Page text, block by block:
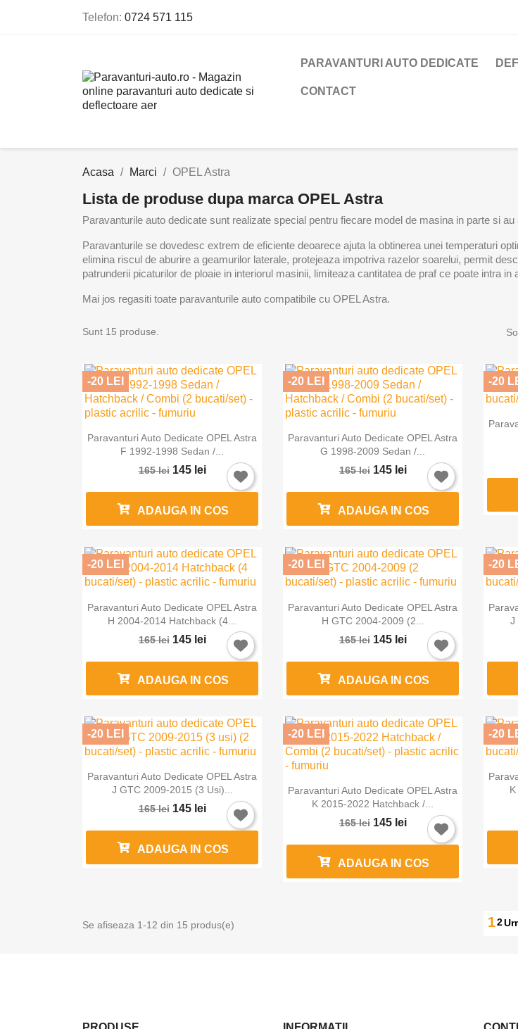
Telefon: 0724 571 115
PARAVANTURI AUTO DEDICATE
CONTACT
Acasa Marci OPEL Astra
Lista de produse dupa marca OPEL Astra
Paravanturile auto dedicate sunt realizate special pentru fiecare model de masina in parte si
Paravanturile se dovedesc extrem de eficiente deoarece ajuta la obtinerea unei temperaturi
elimina riscul de aburire a geamurilor laterale, protejeaza impotriva razelor soarelui, permit
patrunderii picaturilor de ploaie in interiorul masinii, limiteaza cantitatea de praf ce poate intra
Mai jos regasiti toate paravanturile auto compatibile cu OPEL Astra.
Sunt 15 produse.
 Vizualizare rapida
Paravanturi Auto Dedicate OPEL Astra
F 1992-1998 Sedan /...
165 lei 145 lei
-20 LEI
ADAUGA IN COS
 Vizualizare rapida
Paravanturi Auto Dedicate OPEL Astra
G 1998-2009 Sedan /...
165 lei 145 lei
-20 LEI
ADAUGA IN COS
-20
 Vizualizare rapida
Paravanturi Auto Dedicate OPEL Astra
H 2004-2014 Hatchback (4...
165 lei 145 lei
-20 LEI
ADAUGA IN COS
 Vizualizare rapida
Paravanturi Auto Dedicate OPEL Astra
H GTC 2004-2009 (2...
165 lei 145 lei
-20 LEI
ADAUGA IN COS
J
-20
 Vizualizare rapida
Paravanturi Auto Dedicate OPEL Astra
J GTC 2009-2015 (3 Usi)...
165 lei 145 lei
-20 LEI
ADAUGA IN COS
 Vizualizare rapida
Paravanturi Auto Dedicate OPEL Astra
K 2015-2022 Hatchback /...
165 lei 145 lei
-20 LEI
ADAUGA IN COS
-20
Se afiseaza 1-12 din 15 produs(e) 12